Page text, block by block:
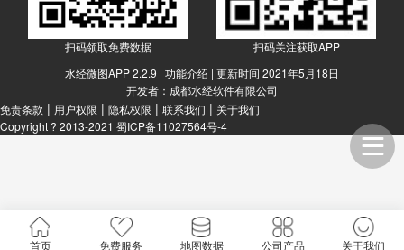
扫码领取免费数据
扫码关注获取APP
水经微图APP 2.2.9 | 功能介绍 | 更新时间 2021年5月18日
开发者：成都水经软件有限公司
免责条款 | 用户权限 | 隐私权限 | 联系我们 | 关于我们
Copyright ? 2013-2021 蜀ICP备11027564号-4
首页 免费服务 地图数据 公司产品 关于我们